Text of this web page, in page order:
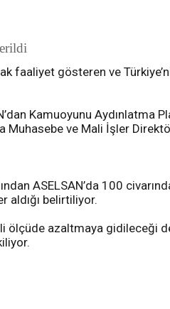
faaliyet gösteren ve
Kamuoyunu
Muhasebe ve Mali İşler
ASELSAN’da 100
aldığı belirtiliyor.
ölçüde azaltmaya gidileceği